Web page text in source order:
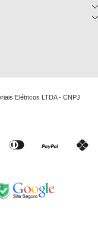
Elétricos LTDA - CNPJ